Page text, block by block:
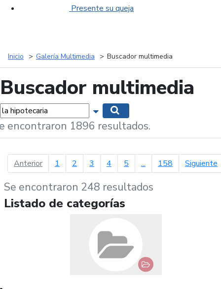
Presente su queja
Inicio Galería Multimedia Buscador multimedia
Buscador multimedia
Mostrar opciones de búsqueda
encontraron 1896 resultados.
Anteriorpágina anterior
1 2 3 4 5 ... 158 Siguiente
Se encontraron 248 resultados
Listado de categorías